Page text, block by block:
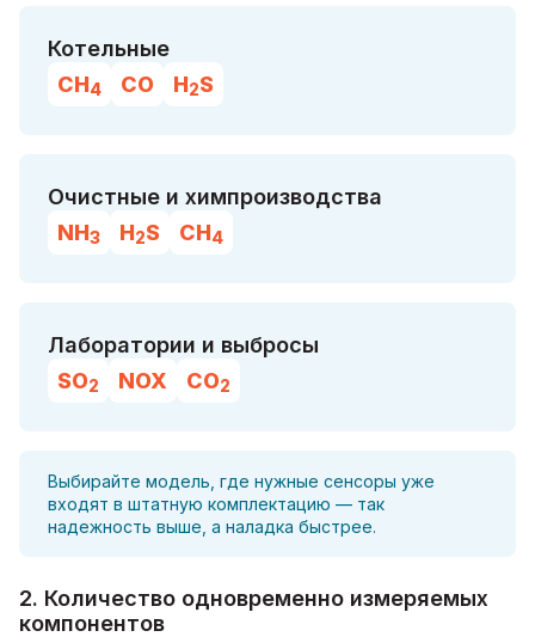
Котельные
CH4 CO H2S
Очистные и химпроизводства
NH3 H2S CH4
Лаборатории и выбросы
SO2 NOX CO2
Выбирайте модель, где нужные сенсоры уже
входят в штатную комплектацию — так
надежность выше, а наладка быстрее.
2. Количество одновременно измеряемых
компонентов